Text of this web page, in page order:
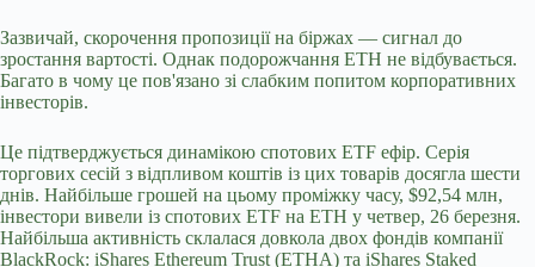
Зазвичай, скорочення пропозиції на біржах — сигнал до
зростання вартості. Однак подорожчання ETH не відбувається.
Багато в чому це пов'язано зі слабким попитом корпоративних
інвесторів.
Це підтверджується динамікою спотових ETF ефір. Серія
торгових сесій з відпливом коштів із цих товарів досягла шести
днів. Найбільше грошей на цьому проміжку часу, $92,54 млн,
інвестори вивели із спотових ETF на ETH у четвер, 26 березня.
Найбільша активність склалася довкола двох фондів компанії
BlackRock: iShares Ethereum Trust (ETHA) та iShares Staked